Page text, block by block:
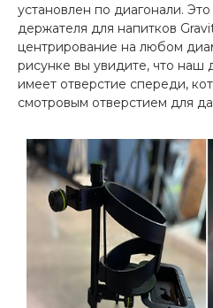
установлен по диагонали.
держателя для напитков
центрирование на любом
рисунке вы увидите, что наш
имеет отверстие спереди,
смотровым отверстием для